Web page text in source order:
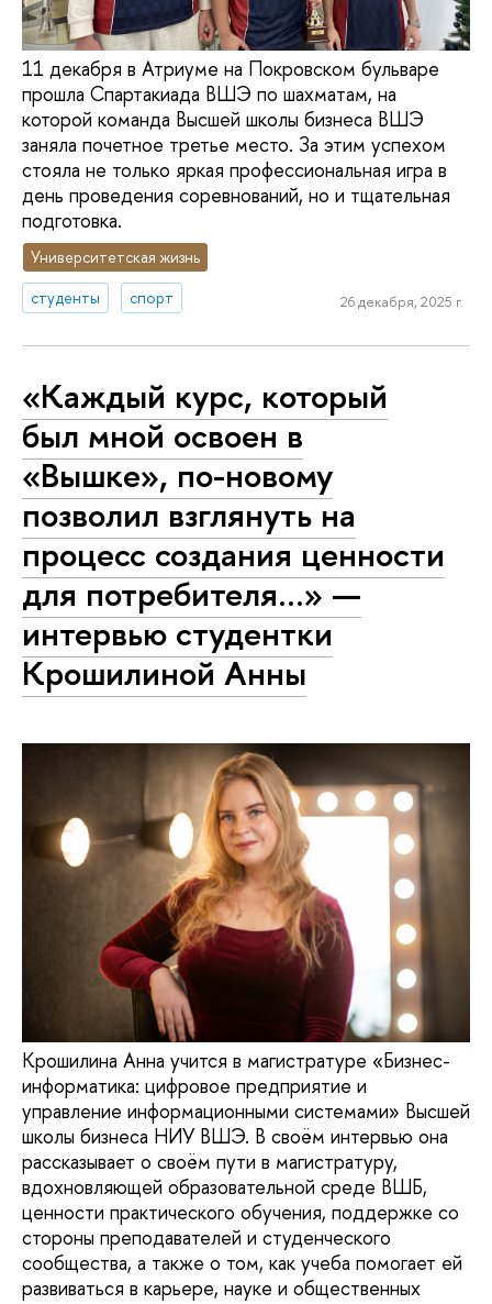
11 декабря в Атриуме на Покровском бульваре
прошла Спартакиада ВШЭ по шахматам, на
которой команда Высшей школы бизнеса ВШЭ
заняла почетное третье место. За этим успехом
стояла не только яркая профессиональная игра в
день проведения соревнований, но и тщательная
подготовка.
Университетская жизнь
студенты
спорт 26 декабря, 2025 г.
«Каждый курс, который
был мной освоен в
«Вышке», по-новому
позволил взглянуть на
процесс создания ценности
для потребителя...» —
интервью студентки
Крошилиной Анны
Крошилина Анна учится в магистратуре «Бизнес-
информатика: цифровое предприятие и
управление информационными системами» Высшей
школы бизнеса НИУ ВШЭ. В своём интервью она
рассказывает о своём пути в магистратуру,
вдохновляющей образовательной среде ВШБ,
ценности практического обучения, поддержке со
стороны преподавателей и студенческого
сообщества, а также о том, как учеба помогает ей
развиваться в карьере, науке и общественных